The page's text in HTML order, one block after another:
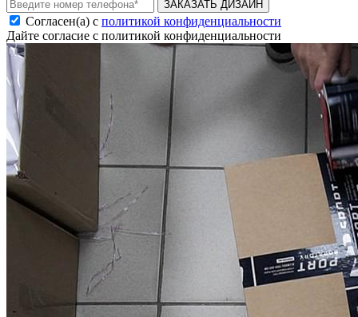
ЗАКАЗАТЬ ДИЗАЙН
Согласен(а) с политикой конфиденциальности
Дайте согласие с политикой конфиденциальности